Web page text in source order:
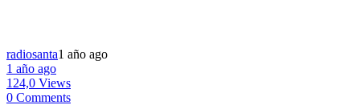
radiosanta1 año ago
1 año ago
124,0 Views
0 Comments